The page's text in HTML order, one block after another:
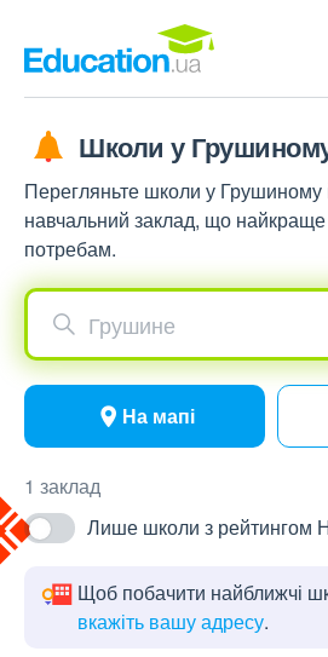
Школи у
Перегляньте школи у Грушиному
навчальний заклад, що
потребам.
Грушине
На мапі
1 заклад
Лише школи з рейтингом
Щоб побачити найближчі
вкажіть вашу адресу.